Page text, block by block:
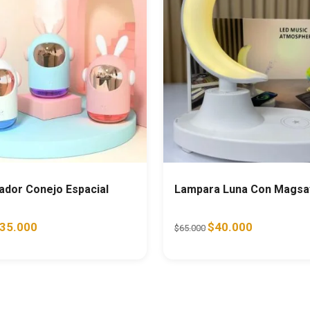
Conejo Espacial
price was: $46.000.
35.000
Lampara Luna Con
$65.000 Original price was:
$40.000